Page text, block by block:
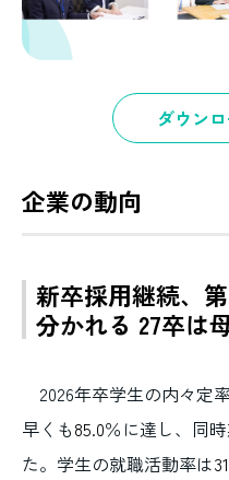
ダウン
企業の動向
新卒採用継続、
分かれる 27卒は
2026年卒学生の内々定率
早くも85.0％に達し、同
た。学生の就職活動率は